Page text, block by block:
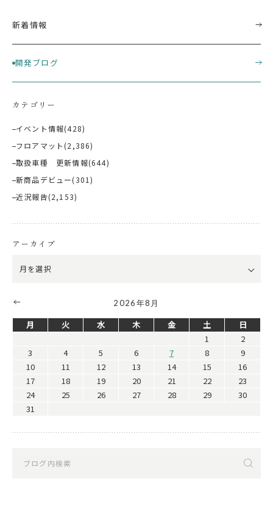
新着情報
開発ブログ
カテゴリー
イベント情報(428)
フロアマット (2,386)
取扱車種 更新情報(644)
新商品デビュー(301)
近況報告(2,153)
アーカイブ
2026年8月
月 火 水 木 金 土
日
1
2
3
4 5 6 7 8
9
10
11 12 13 14 15
16
17
18 19 20 21 22
23
24
25 26 27 28 29
30
31